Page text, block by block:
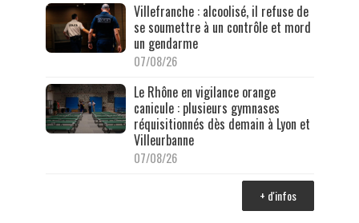
Villefranche : alcoolisé, il refuse de
se soumettre à un contrôle et mord
un gendarme
07/08/26
Le Rhône en vigilance orange
canicule : plusieurs gymnases
réquisitionnés dès demain à Lyon et
Villeurbanne
07/08/26
+ d'infos